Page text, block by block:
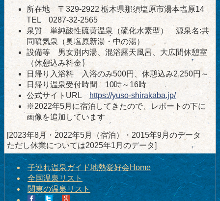
所在地 〒329-2922 栃木県那須塩原市湯本塩原14
TEL 0287-32-2565
泉質 単純酸性硫黄温泉（硫化水素型） 源泉名:共
同噴気泉（奥塩原新湯・中の湯）
設備等 男女別内湯、混浴露天風呂、大広間休憩室
（休憩込み料金）
日帰り入浴料 入浴のみ500円、休憩込み2,250円～
日帰り温泉受付時間 10時～16時
公式サイトURL https://yuso-shirakaba.jp/
※2022年5月に宿泊してきたので、レポートの下に
画像を追加しています
[2023年8月・2022年5月（宿泊）・2015年9月のデータ
ただし休業については2025年1月のデータ]
子連れ温泉ガイド地熱愛好会Home
全国温泉リスト
関東の温泉リスト